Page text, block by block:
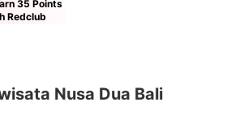
35 Points
Redclub
Nusa Dua Bali